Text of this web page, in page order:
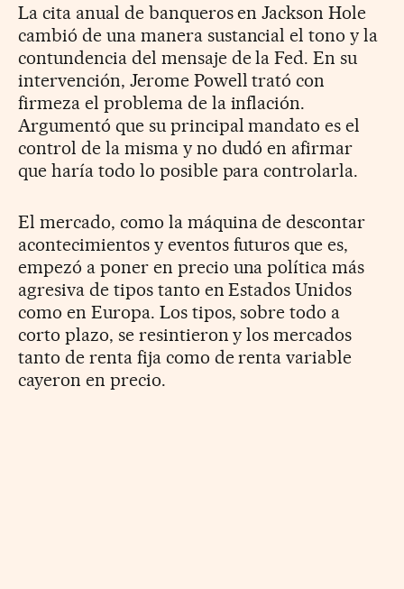
La cita anual de banqueros en Jackson Hole
cambió de una manera sustancial el tono y la
contundencia del mensaje de la Fed. En su
intervención, Jerome Powell trató con
firmeza el problema de la inflación.
Argumentó que su principal mandato es el
control de la misma y no dudó en afirmar
que haría todo lo posible para controlarla.
El mercado, como la máquina de descontar
acontecimientos y eventos futuros que es,
empezó a poner en precio una política más
agresiva de tipos tanto en Estados Unidos
como en Europa. Los tipos, sobre todo a
corto plazo, se resintieron y los mercados
tanto de renta fija como de renta variable
cayeron en precio.